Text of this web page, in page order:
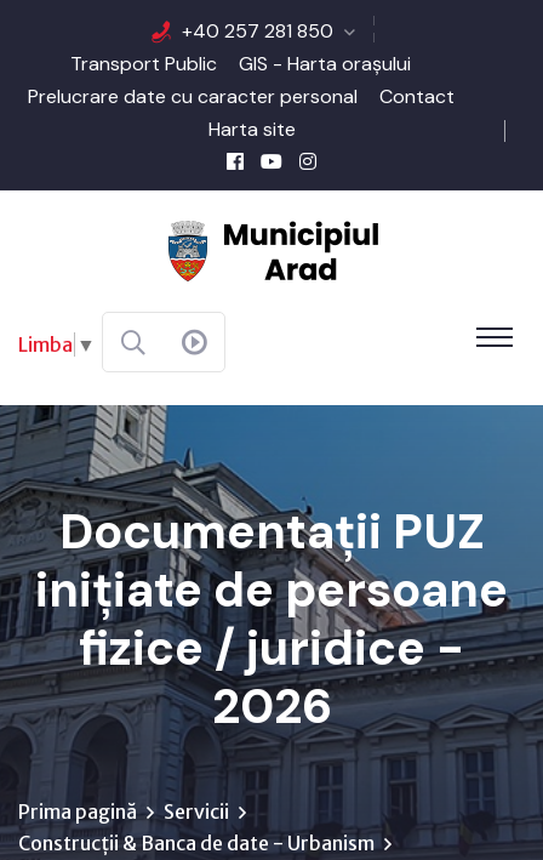
+40 257 281 850
Transport Public
GIS - Harta orașului
Prelucrare date cu caracter personal
Contact
Harta site
Limba ▼
Documentații PUZ
inițiate de persoane
fizice / juridice -
2026
Prima pagină
Servicii
Construcții & Banca de date - Urbanism